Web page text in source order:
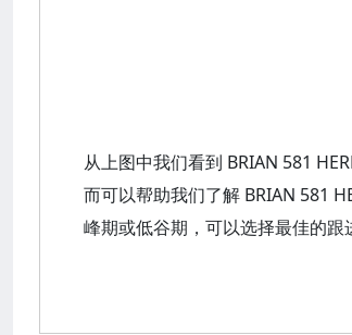
从上图中我们看到 BRIAN 581
而可以帮助我们了解 BRIAN 581
峰期或低谷期，可以选择最佳的跟